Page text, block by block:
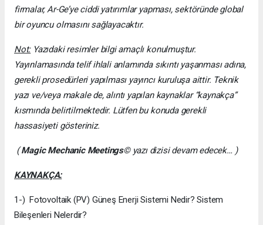
firmalar, Ar-Ge’ye ciddi yatırımlar yapması, sektöründe global
bir oyuncu olmasını sağlayacaktır.
Not:Yazıdaki resimler bilgi amaçlı konulmuştur.
Yayınlamasında telif ihlali anlamında sıkıntı yaşanması adına,
gerekli prosedürleri yapılması yayıncı kuruluşa aittir. Teknik
yazı ve/veya makale de, alıntı yapılan kaynaklar “kaynakça”
kısmında belirtilmektedir. Lütfen bu konuda gerekli
hassasiyeti gösteriniz.
(Magic Mechanic Meetings© yazı dizisi devam edecek… )
KAYNAKÇA:
1-) Fotovoltaik (PV) Güneş Enerji Sistemi Nedir? Sistem
Bileşenleri Nelerdir?